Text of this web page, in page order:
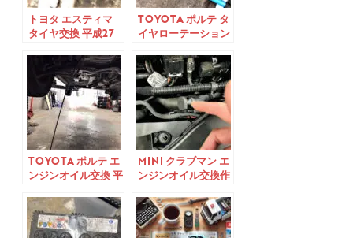
トヨタ エスティマ
タイヤ交換 平成27
TOYOTA ポルテ タ
イヤローテーション
TOYOTA ポルテ エ
ンジンオイル交換 平
MINI クラブマン エ
ンジンオイル交換作